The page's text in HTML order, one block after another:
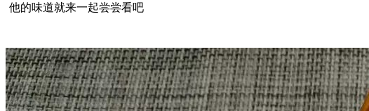
他的味道就来一起尝尝看吧